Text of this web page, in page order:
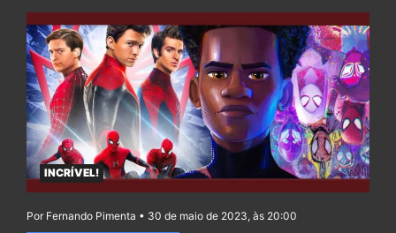
INCRÍVEL!
Por Fernando Pimenta • 30 de maio de 2023, às 20:00